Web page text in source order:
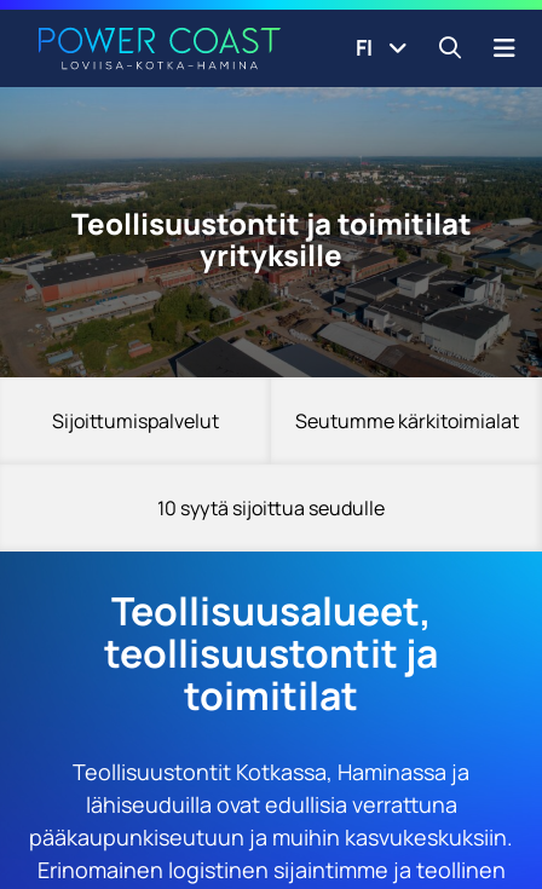
Siirry sisältöön
FI Avaa
Teollisuustontit ja toimitilat
yrityksille
Sijoittumispalvelut Seutumme kärkitoimialat
10 syytä sijoittua seudulle
Teollisuusalueet,
teollisuustontit ja
toimitilat
Teollisuustontit Kotkassa, Haminassa ja
lähiseuduilla ovat edullisia verrattuna
pääkaupunkiseutuun ja muihin kasvukeskuksiin.
Erinomainen logistinen sijaintimme ja teollinen